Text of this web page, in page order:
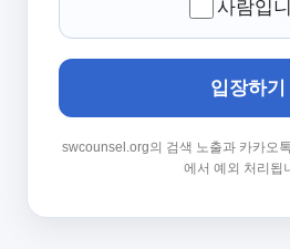
사람입
입장하기
swcounsel.org의 검색 노출과 카카오
에서 예외 처리됩